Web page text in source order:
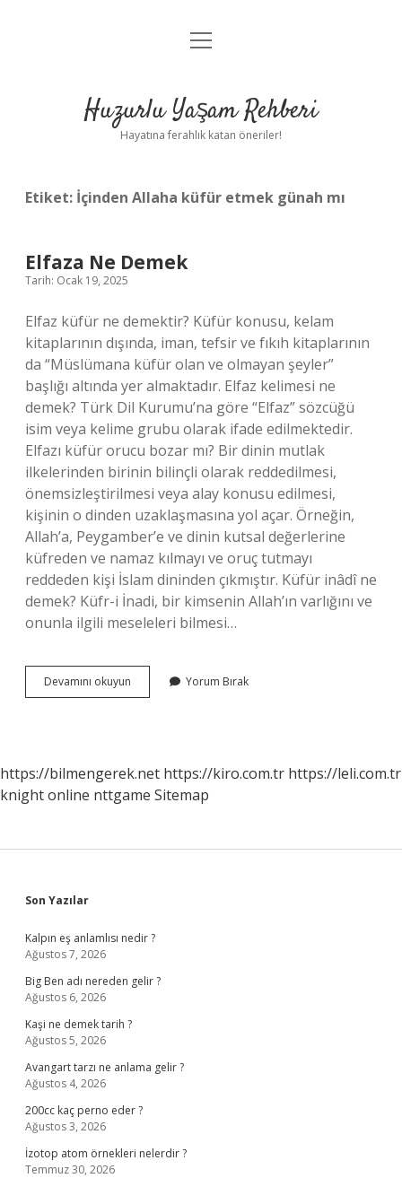
Anasayfa
Yasal Uyarı
menüyü
Huzurlu Yaşam Rehberi
Hayatına ferahlık katan öneriler!
Etiket: İçinden Allaha küfür etmek günah mı
Elfaza Ne Demek
Tarih: Ocak 19, 2025
Elfaz küfür ne demektir? Küfür konusu, kelam
kitaplarının dışında, iman, tefsir ve fıkıh kitaplarının
da “Müslümana küfür olan ve olmayan şeyler”
başlığı altında yer almaktadır. Elfaz kelimesi ne
demek? Türk Dil Kurumu’na göre “Elfaz” sözcüğü
isim veya kelime grubu olarak ifade edilmektedir.
Elfazı küfür orucu bozar mı? Bir dinin mutlak
ilkelerinden birinin bilinçli olarak reddedilmesi,
önemsizleştirilmesi veya alay konusu edilmesi,
kişinin o dinden uzaklaşmasına yol açar. Örneğin,
Allah’a, Peygamber’e ve dinin kutsal değerlerine
küfreden ve namaz kılmayı ve oruç tutmayı
reddeden kişi İslam dininden çıkmıştır. Küfür inâdî ne
demek? Küfr-i İnadi, bir kimsenin Allah’ın varlığını ve
onunla ilgili meseleleri bilmesi…
Devamını okuyun
Ne
Yorum Bırak
https://bilmengerek.net https://kiro.com.tr https://leli.com.tr
knight online nttgame Sitemap
Sidebar
Son Yazılar
Kalpın eş anlamlısı nedir ?
Ağustos 7, 2026
Big Ben adı nereden gelir ?
Ağustos 6, 2026
Kaşi ne demek tarih ?
Ağustos 5, 2026
Avangart tarzı ne anlama gelir ?
Ağustos 4, 2026
200cc kaç perno eder ?
Ağustos 3, 2026
İzotop atom örnekleri nelerdir ?
Temmuz 30, 2026